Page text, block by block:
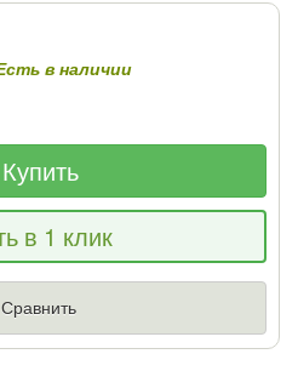
в наличии
дешевле - мы
% от разницы
в 1 клик
Сравнить